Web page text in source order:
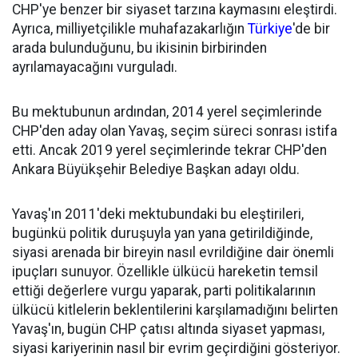
CHP'ye benzer bir siyaset tarzına kaymasını eleştirdi.
Ayrıca, milliyetçilikle muhafazakarlığın Türkiye'de bir
arada bulunduğunu, bu ikisinin birbirinden
ayrılamayacağını vurguladı.
Bu mektubunun ardından, 2014 yerel seçimlerinde
CHP'den aday olan Yavaş, seçim süreci sonrası istifa
etti. Ancak 2019 yerel seçimlerinde tekrar CHP'den
Ankara Büyükşehir Belediye Başkan adayı oldu.
Yavaş'ın 2011'deki mektubundaki bu eleştirileri,
bugünkü politik duruşuyla yan yana getirildiğinde,
siyasi arenada bir bireyin nasıl evrildiğine dair önemli
ipuçları sunuyor. Özellikle ülkücü hareketin temsil
ettiği değerlere vurgu yaparak, parti politikalarının
ülkücü kitlelerin beklentilerini karşılamadığını belirten
Yavaş'ın, bugün CHP çatısı altında siyaset yapması,
siyasi kariyerinin nasıl bir evrim geçirdiğini gösteriyor.